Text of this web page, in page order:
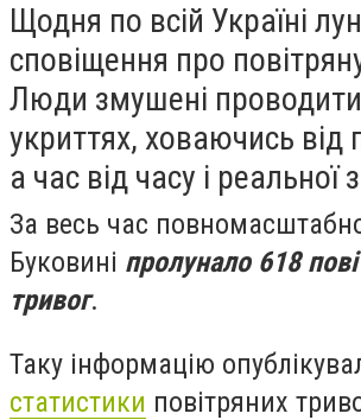
Щодня по всій Україні
сповіщення про
Люди змушені проводити
укриттях, ховаючись від
а час від часу і реальної
За весь час
Буковині пролунало 618
тривог.
Таку інформацію
статистики повітряних